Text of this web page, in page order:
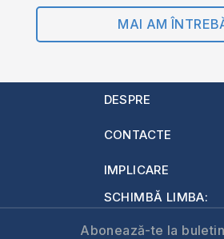
MAI AM
DESPRE
CONTACTE
IMPLICARE
SCHIMBĂ LIMBA:
Abonează-te la